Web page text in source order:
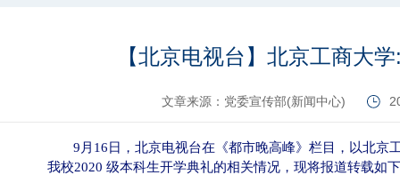
【北京电视台】北京工商大
文章来源：党委宣传部(新闻中心)
9 月 16 日，北京电视台在《都市晚高峰》栏目，以北京
我校2020 级本科生开学典礼的相关情况，现将报道转载如